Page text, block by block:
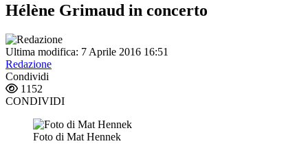
Hélène Grimaud in concerto
Ultima modifica: 7 Aprile 2016 16:51
Redazione
Condividi
1152
CONDIVIDI
Foto di Mat Hennek